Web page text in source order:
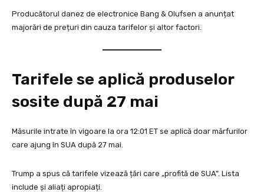
Producătorul danez de electronice Bang & Olufsen a anunțat
majorări de prețuri din cauza tarifelor și altor factori.
Tarifele se aplică produselor
sosite după 27 mai
Măsurile intrate în vigoare la ora 12:01 ET se aplică doar mărfurilor
care ajung în SUA după 27 mai.
Trump a spus că tarifele vizează țări care „profită de SUA”. Lista
include și aliați apropiați.